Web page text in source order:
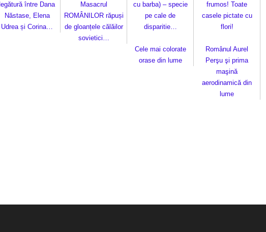
legătură între Dana
Năstase, Elena
Udrea și Corina…
Masacrul
ROMÂNILOR răpuși
de gloanțele călăilor
sovietici…
cu barba) – specie
pe cale de
disparitie…
frumos! Toate
casele pictate cu
flori!
Cele mai colorate
orase din lume
Românul Aurel
Perşu şi prima
maşină
aerodinamică din
lume